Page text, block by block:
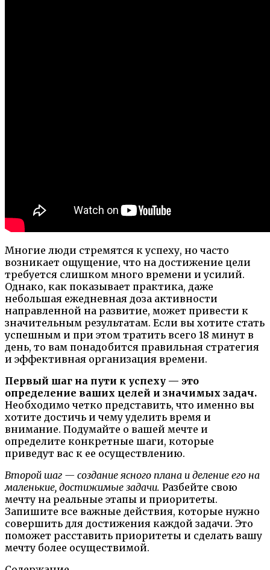
Многие люди стремятся к успеху, но часто
возникает ощущение, что на достижение цели
требуется слишком много времени и усилий.
Однако, как показывает практика, даже
небольшая ежедневная доза активности
направленной на развитие, может привести к
значительным результатам. Если вы хотите стать
успешным и при этом тратить всего 18 минут в
день, то вам понадобится правильная стратегия
и эффективная организация времени.
Первый шаг на пути к успеху — это
определение ваших целей и значимых задач.
Необходимо четко представить, что именно вы
хотите достичь и чему уделить время и
внимание. Подумайте о вашей мечте и
определите конкретные шаги, которые
приведут вас к ее осуществлению.
Второй шаг — создание ясного плана и деление его на
маленькие, достижимые задачи. Разбейте свою
мечту на реальные этапы и приоритеты.
Запишите все важные действия, которые нужно
совершить для достижения каждой задачи. Это
поможет расставить приоритеты и сделать вашу
мечту более осуществимой.